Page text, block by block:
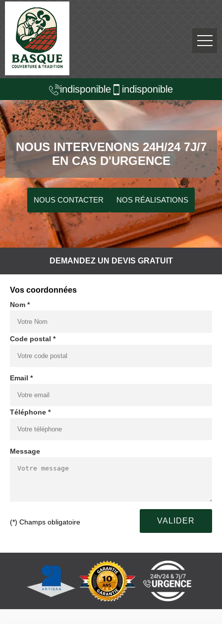
indisponible indisponible
NOUS INTERVENONS 24H/24 7J/7
EN CAS D'URGENCE
NOUS CONTACTER NOS RÉALISATIONS
DEMANDEZ UN DEVIS GRATUIT
Vos coordonnées
Nom *
Code postal *
Email *
Téléphone *
Message
(*) Champs obligatoire